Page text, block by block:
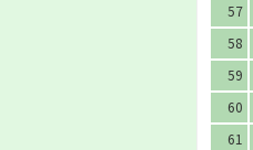
57
58
59
60
61